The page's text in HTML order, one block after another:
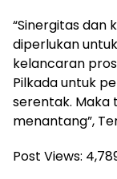
“Sinergitas dan
diperlukan
kelancaran
Pilkada untuk
serentak. Maka
menantang”,
Post Views: